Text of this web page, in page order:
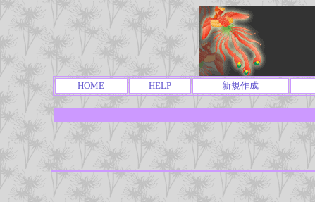
HOME HELP 新規作成